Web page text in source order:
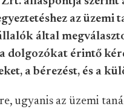
az üzemi
által
dolgozókat érintő
a bérezést, és a
ugyanis az üzemi